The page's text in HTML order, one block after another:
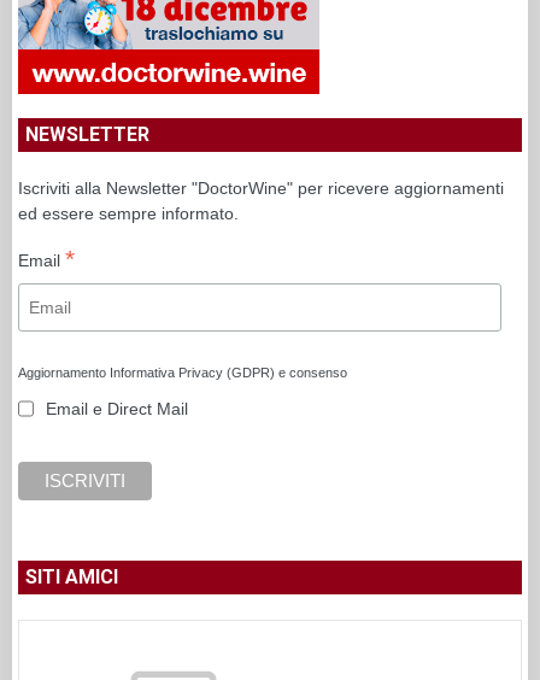
NEWSLETTER
Iscriviti alla Newsletter "DoctorWine" per ricevere aggiornamenti
ed essere sempre informato.
Email *
Aggiornamento Informativa Privacy (GDPR) e consenso
Email e Direct Mail
SITI AMICI